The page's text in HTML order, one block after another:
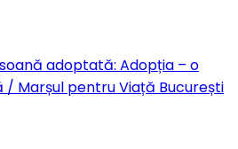
adoptată: Adopția – o
/ Marșul pentru Viață București